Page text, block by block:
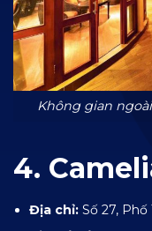
Không gian
4.
Địa chỉ: Số 27, Phố